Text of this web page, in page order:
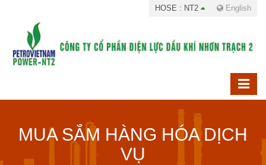
HOSE : NT2 English
MUA SẮM HÀNG HÓA DỊCH
VỤ